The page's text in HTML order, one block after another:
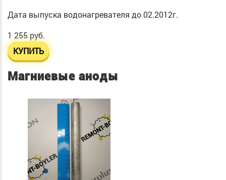
Дата выпуска водонагревателя до 02.2012г.
1 255 руб.
КУПИТЬ
Магниевые аноды